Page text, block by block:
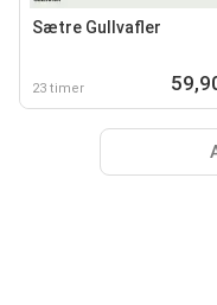
Sætre Gullvafler
23 timer